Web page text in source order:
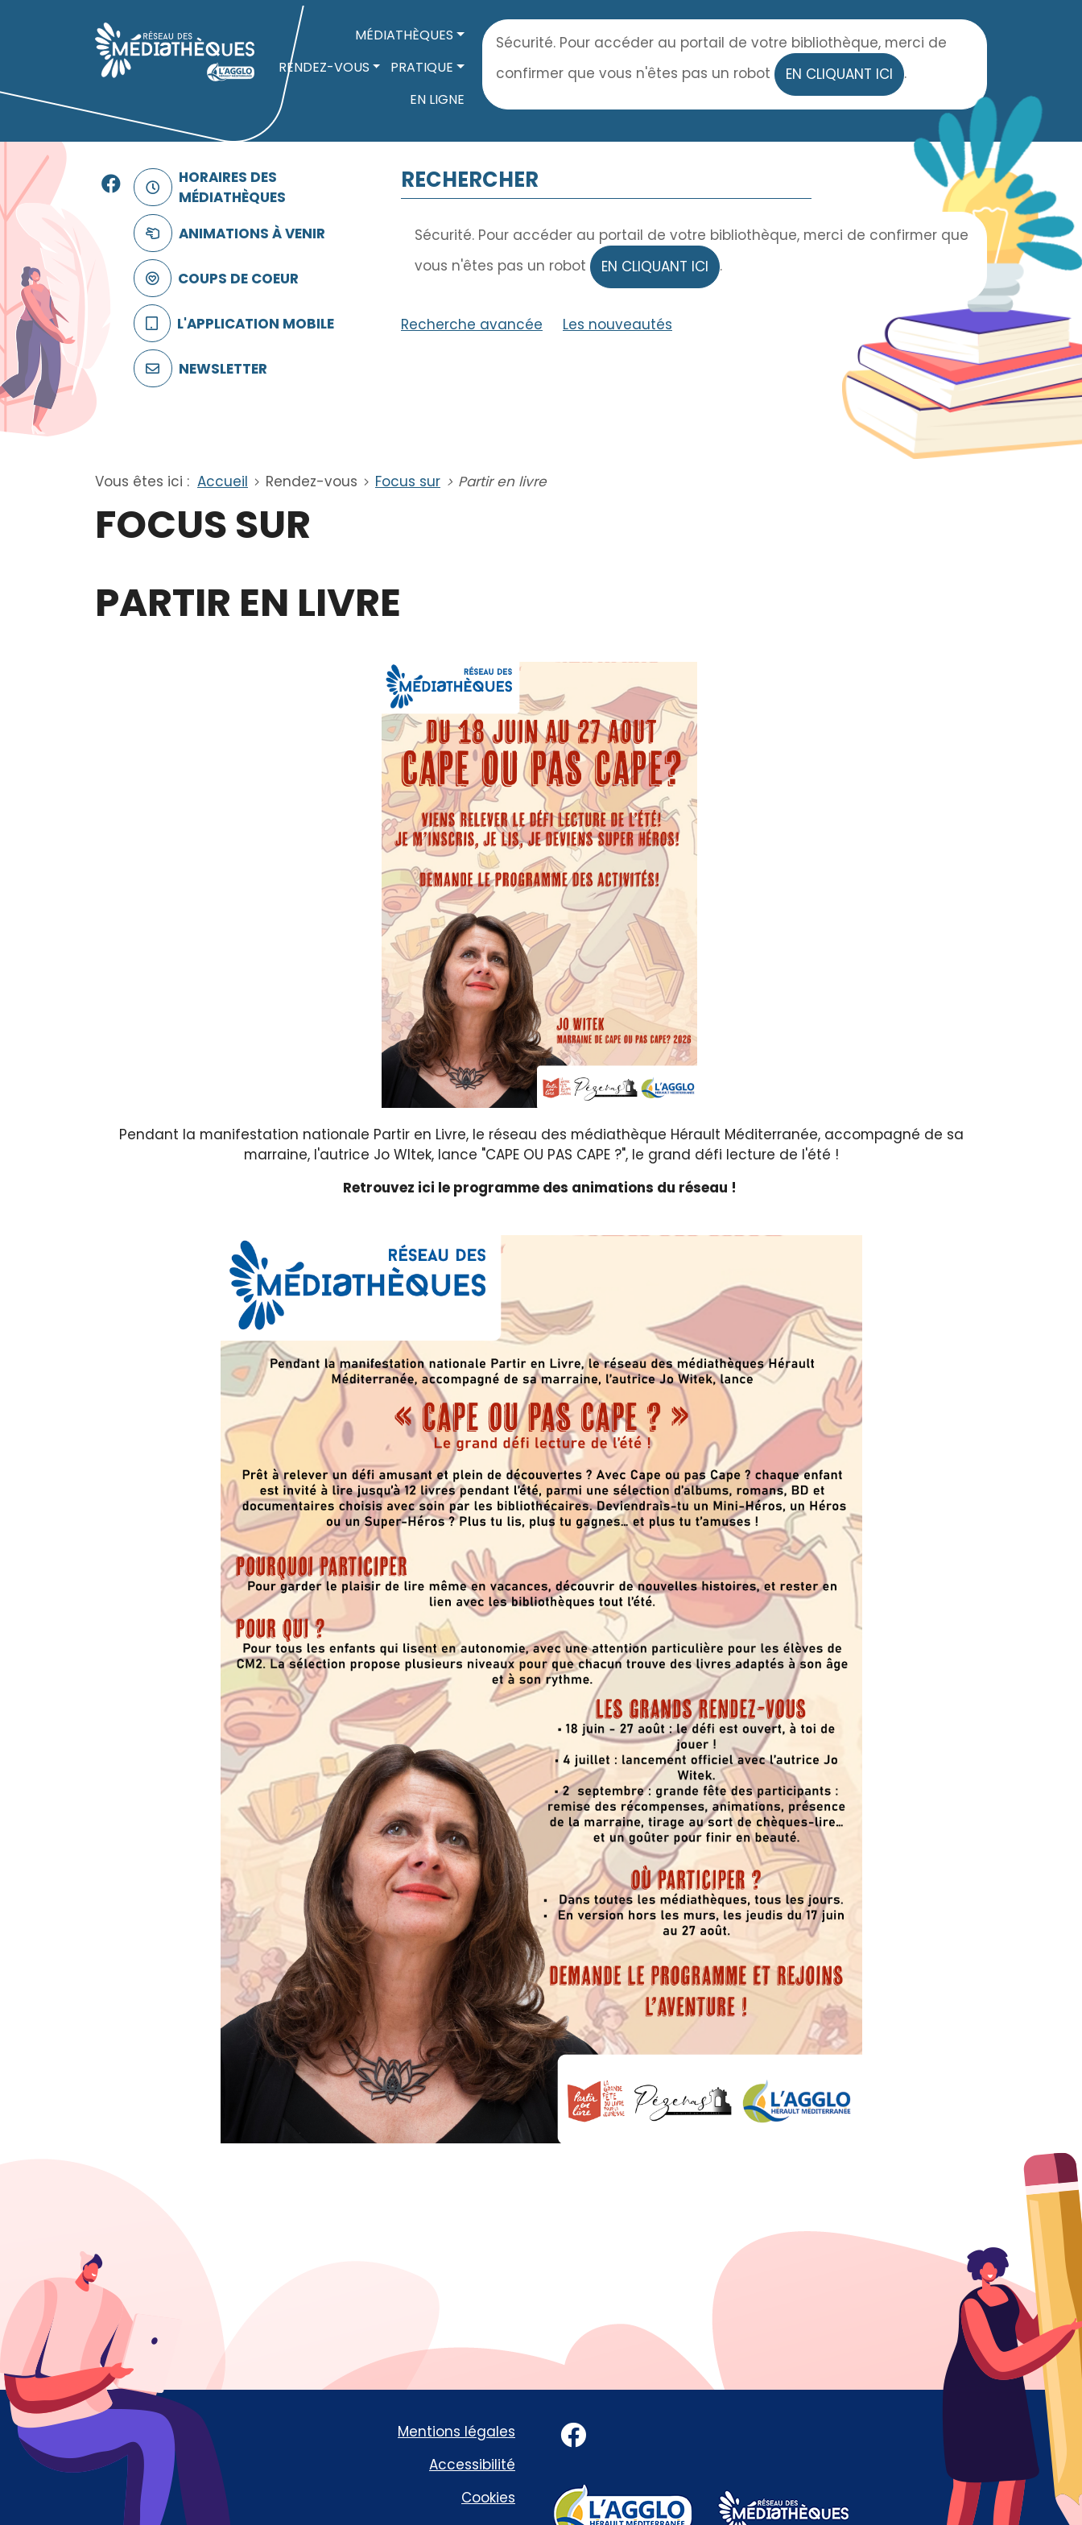
Accueil
MÉDIATHÈQUES
RENDEZ-VOUS
PRATIQUE
EN LIGNE
Sécurité. Pour accéder au portail de votre bibliothèque, merci de
confirmer que vous n'êtes pas un robot
EN CLIQUANT ICI .
FacebookHORAIRES DES
MÉDIATHÈQUES
ANIMATIONS À VENIR
COUPS DE COEUR
L'APPLICATION MOBILE
NEWSLETTER
RECHERCHER
Sécurité. Pour accéder au portail de votre bibliothèque, merci de confirmer que
vous n'êtes pas un robot
EN CLIQUANT ICI .
Recherche avancée Les nouveautés
Vous êtes ici : Accueil Rendez-vous Focus sur Partir en livre
FOCUS SUR
PARTIR EN LIVRE
Pendant la manifestation nationale Partir en Livre, le réseau des médiathèque Hérault Méditerranée, accompagné de sa
marraine, l'autrice Jo WItek, lance "CAPE OU PAS CAPE ?", le grand défi lecture de l'été !
Retrouvez ici le programme des animations du réseau !
Mentions légales
Accessibilité
Cookies